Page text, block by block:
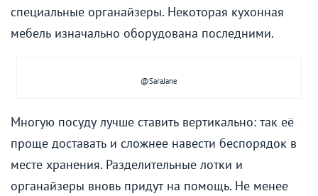
специальные органайзеры. Некоторая кухонная
мебель изначально оборудована последними.
@SaraJane
Многую посуду лучше ставить вертикально: так её
проще доставать и сложнее навести беспорядок в
месте хранения. Разделительные лотки и
органайзеры вновь придут на помощь. Не менее